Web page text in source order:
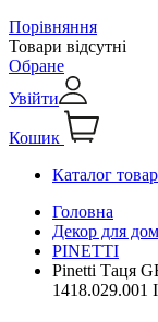
Порівняння
Товари відсутні
Обране
Увійти
Кошик
Каталог
Головна
Декор для
PINETTI
Pinetti Таця
1418.029.001